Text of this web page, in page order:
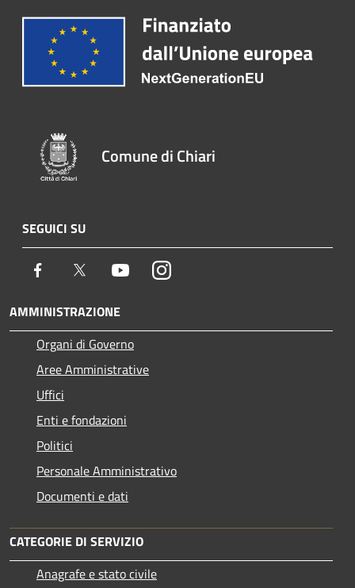
Comune di Chiari
SEGUICI SU
Facebook Twitter YoutubeInstagram
AMMINISTRAZIONE
Organi di Governo
Aree Amministrative
Uffici
Enti e fondazioni
Politici
Personale Amministrativo
Documenti e dati
CATEGORIE DI SERVIZIO
Anagrafe e stato civile